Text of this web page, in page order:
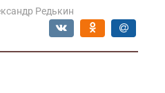
Редькин